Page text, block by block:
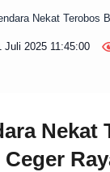
Nekat Terobos
Juli 2025 11:45:00
Nekat